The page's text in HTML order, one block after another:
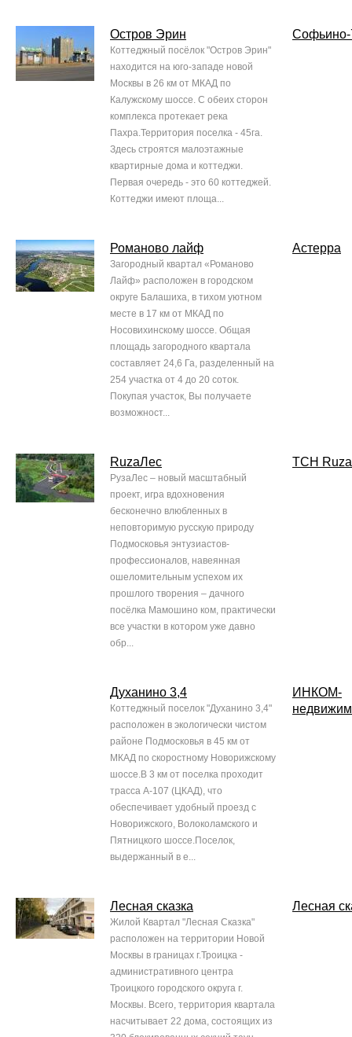
Остров Эрин
Коттеджный посёлок "Остров Эрин"
находится на юго-западе новой
Москвы в 26 км от МКАД по
Калужскому шоссе. С обеих сторон
комплекса протекает река
Пахра.Территория поселка - 45га.
Здесь строятся малоэтажные
квартирные дома и коттеджи.
Первая очередь - это 60 коттеджей.
Коттеджи имеют площа...
Софьино-
Романово лайф
Загородный квартал «Романово
Лайф» расположен в городском
округе Балашиха, в тихом уютном
месте в 17 км от МКАД по
Носовихинскому шоссе. Общая
площадь загородного квартала
составляет 24,6 Га, разделенный на
254 участка от 4 до 20 соток.
Покупая участок, Вы получаете
возможност...
Астерра
RuzaЛес
РузаЛес – новый масштабный
проект, игра вдохновения
бесконечно влюбленных в
неповторимую русскую природу
Подмосковья энтузиастов-
профессионалов, навеянная
ошеломительным успехом их
прошлого творения – дачного
посёлка Мамошино ком, практически
все участки в котором уже давно
обр...
ТСН
Духанино 3,4
Коттеджный поселок "Духанино 3,4"
расположен в экологически чистом
районе Подмосковья в 45 км от
МКАД по скоростному Новорижскому
шоссе.В 3 км от поселка проходит
трасса А-107 (ЦКАД), что
обеспечивает удобный проезд с
Новорижского, Волоколамского и
Пятницкого шоссе.Поселок,
выдержанный в е...
ИНКОМ-
Лесная сказка
Жилой Квартал "Лесная Сказка"
расположен на территории Новой
Москвы в границах г.Троицка -
административного центра
Троицкого городского округа г.
Москвы. Всего, территория квартала
насчитывает 22 дома, состоящих из
Лесная